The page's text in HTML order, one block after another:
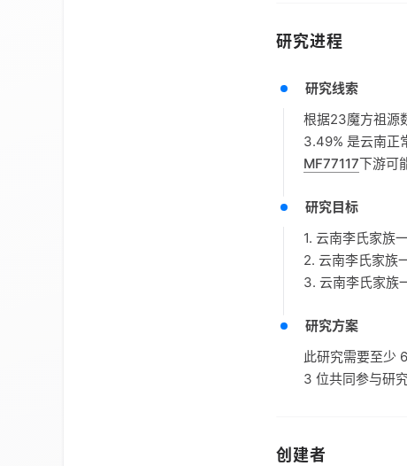
研究进程
研究线索
根据23魔方祖源
3.49% 是云南正
MF77117下游可
研究目标
1. 云南李氏家族
2. 云南李氏家族
3. 云南李氏家族
研究方案
此研究需要至少
3 位共同参与研究
创建者